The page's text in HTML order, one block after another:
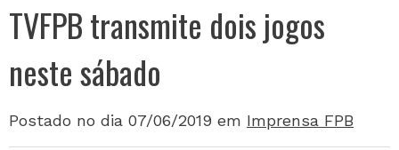
TVFPB transmite dois jogos
neste sábado
Postado no dia 07/06/2019 em Imprensa FPB